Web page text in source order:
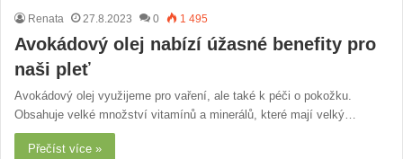
Renata 27.8.2023 0 1 495
Avokádový olej nabízí úžasné benefity pro
naši pleť
Avokádový olej využijeme pro vaření, ale také k péči o pokožku.
Obsahuje velké množství vitamínů a minerálů, které mají velký…
Přečíst více »